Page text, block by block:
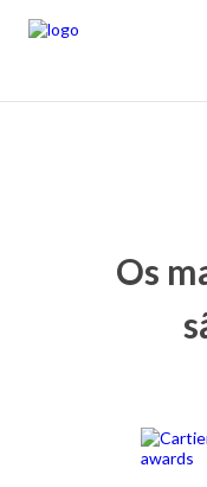
Os